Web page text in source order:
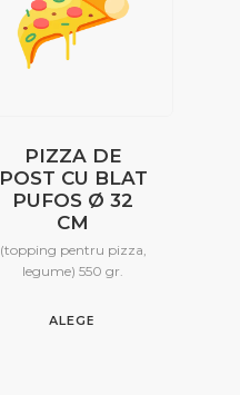
PIZZA DE
POST CU BLAT
PUFOS Ø 32
CM
(topping pentru pizza,
legume) 550 gr.
ALEGE